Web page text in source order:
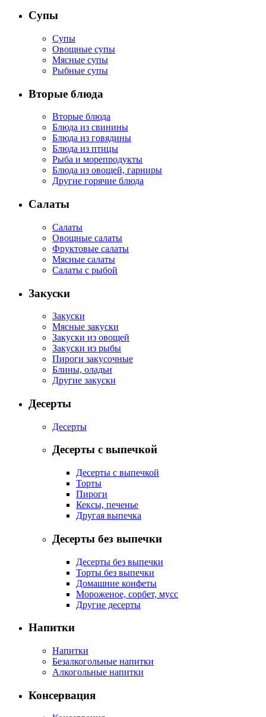
Супы
Супы
Овощные супы
Мясные супы
Рыбные супы
Вторые блюда
Вторые блюда
Блюда из свинины
Блюда из говядины
Блюда из птицы
Рыба и морепродукты
Блюда из овощей, гарниры
Другие горячие блюда
Салаты
Салаты
Овощные салаты
Фруктовые салаты
Мясные салаты
Салаты с рыбой
Закуски
Закуски
Мясные закуски
Закуски из овощей
Закуски из рыбы
Пироги закусочные
Блины, оладьи
Другие закуски
Десерты
Десерты
Десерты с выпечкой
Десерты с выпечкой
Торты
Пироги
Кексы, печенье
Другая выпечка
Десерты без выпечки
Десерты без выпечки
Торты без выпечки
Домашние конфеты
Мороженое, сорбет, мусс
Другие десерты
Напитки
Напитки
Безалкогольные напитки
Алкогольные напитки
Консервация